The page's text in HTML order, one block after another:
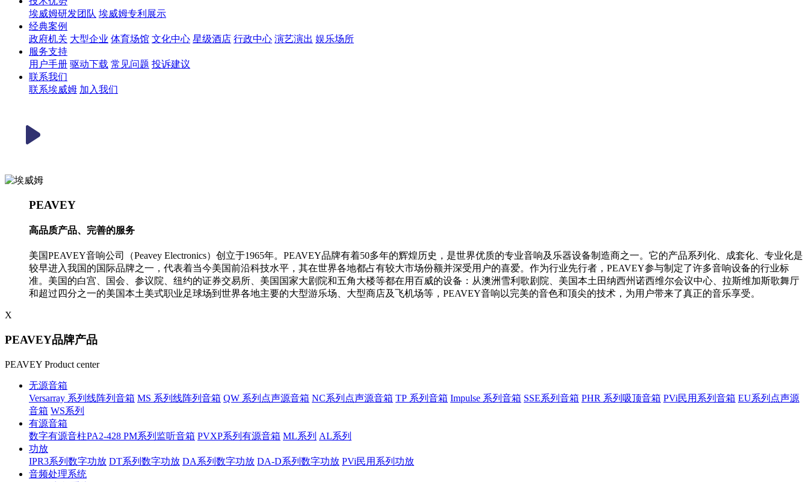
埃威姆研发团队 埃威姆专利展示
经典案例
政府机关 大型企业 体育场馆 文化中心 星级酒店 行政中心 演艺演出 娱乐场所
服务支持
用户手册 驱动下载 常见问题 投诉建议
联系我们
联系埃威姆 加入我们
PEAVEY
高品质产品、完善的服务
美国PEAVEY音响公司（Peavey Electronics）创立于1965年。PEAVEY品牌有着50多年的辉煌历史，是世界优质的专业音响及乐器设备制造商之一。它的产品系列化、成套化、专业化是
较早进入我国的国际品牌之一，代表着当今美国前沿科技水平，其在世界各地都占有较大市场份额并深受用户的喜爱。作为行业先行者，PEAVEY参与制定了许多音响设备的行业标
准。美国的白宫、国会、参议院、纽约的证券交易所、美国国家大剧院和五角大楼等都在用百威的设备：从澳洲雪利歌剧院、美国本土田纳西州诺西维尔会议中心、拉斯维加斯歌舞厅
和超过四分之一的美国本土美式职业足球场到世界各地主要的大型游乐场、大型商店及飞机场等，PEAVEY音响以完美的音色和顶尖的技术，为用户带来了真正的音乐享受。
X
PEAVEY品牌产品
PEAVEY Product center
无源音箱
Versarray 系列线阵列音箱 MS 系列线阵列音箱 QW 系列点声源音箱 NC系列点声源音箱 TP 系列音箱 Impulse 系列音箱 SSE系列音箱 PHR 系列吸顶音箱 PVi民用系列音箱 EU系列点声源
音箱 WS系列
有源音箱
数字有源音柱PA2-428 PM系列监听音箱 PVXP系列有源音箱 ML系列 AL系列
功放
IPR3系列数字功放 DT系列数字功放 DA系列数字功放 DA-D系列数字功放 PVi民用系列功放
音频处理系统